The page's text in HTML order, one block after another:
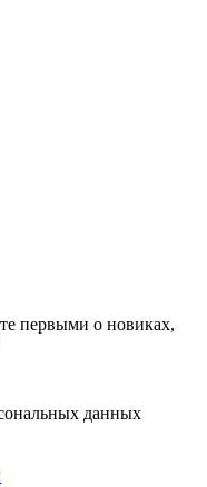
первыми о новиках,
данных